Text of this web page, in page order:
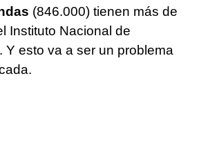
(846.000) tienen más de
Instituto Nacional de
Y esto va a ser un problema